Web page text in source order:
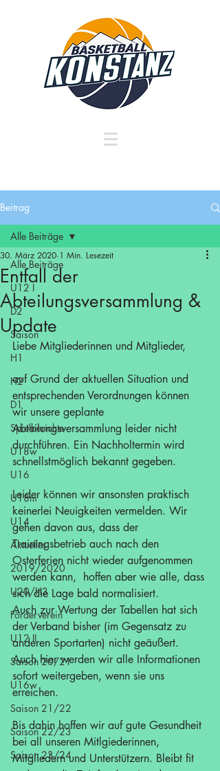
Beitrag
Alle Beiträge
U12 I
D2
Saison
H1
H2
D1
Spielberichte
U18w
U16
U18m
U14
Aktuelles
2019/2020
U20/H3
Förderverein
U12 II
Saison 20/21
U16w
Saison 21/22
Saison 22/23
Saison 23/24
Alle Beiträge
Entfall der
Abteilungsversammlung &
Update
30. März 2020 1 Min. Lesezeit
Liebe Mitgliederinnen und Mitglieder,
auf Grund der aktuellen Situation und
entsprechenden Verordnungen können
wir unsere geplante
Abteilungsversammlung leider nicht
durchführen. Ein Nachholtermin wird
schnellstmöglich bekannt gegeben.
Leider können wir ansonsten praktisch
keinerlei Neuigkeiten vermelden. Wir
gehen davon aus, dass der
Trainingsbetrieb auch nach den
Osterferien nicht wieder aufgenommen
werden kann,  hoffen aber wie alle, dass
sich die Lage bald normalisiert.
Auch zur Wertung der Tabellen hat sich
der Verband bisher (im Gegensatz zu
anderen Sportarten) nicht geäußert.
Auch hier werden wir alle Informationen
sofort weitergeben, wenn sie uns
erreichen.
Bis dahin hoffen wir auf gute Gesundheit
bei all unseren Mitlgiederinnen,
Mitgliedern und Unterstützern. Bleibt fit